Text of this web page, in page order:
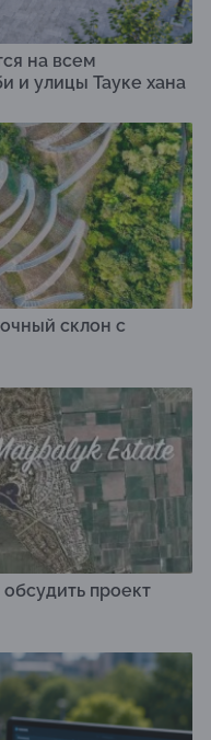
на всем
и улицы Тауке хана
склон с
проект